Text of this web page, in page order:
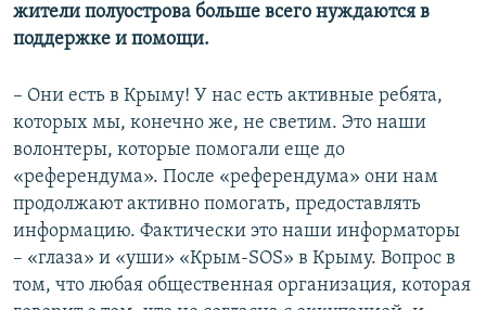
жители полуострова больше всего нуждаются в
поддержке и помощи.
– Они есть в Крыму! У нас есть активные ребята,
которых мы, конечно же, не светим. Это наши
волонтеры, которые помогали еще до
«референдума». После «референдума» они нам
продолжают активно помогать, предоставлять
информацию. Фактически это наши информаторы
– «глаза» и «уши» «Крым-SOS» в Крыму. Вопрос в
том, что любая общественная организация, которая